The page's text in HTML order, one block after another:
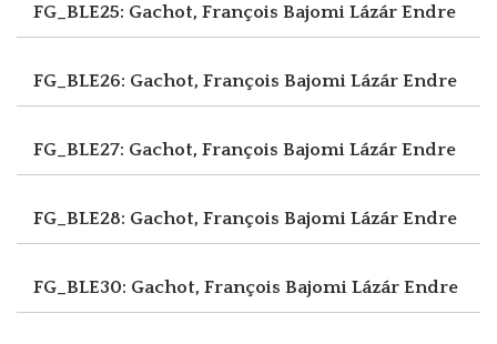
FG_BLE25: Gachot, François Bajomi Lázár Endre
FG_BLE26: Gachot, François Bajomi Lázár Endre
FG_BLE27: Gachot, François Bajomi Lázár Endre
FG_BLE28: Gachot, François Bajomi Lázár Endre
FG_BLE30: Gachot, François Bajomi Lázár Endre